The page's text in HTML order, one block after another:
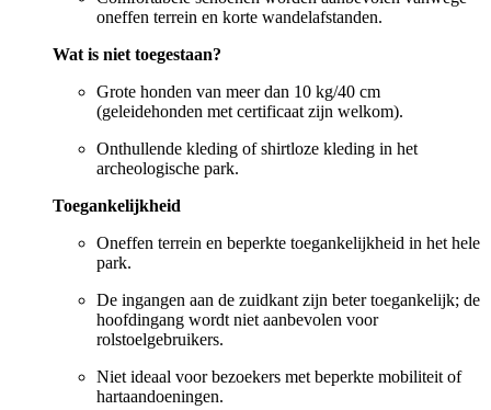
oneffen terrein en korte wandelafstanden.
Wat is niet toegestaan?
Grote honden van meer dan 10 kg/40 cm
(geleidehonden met certificaat zijn welkom).
Onthullende kleding of shirtloze kleding in het
archeologische park.
Toegankelijkheid
Oneffen terrein en beperkte toegankelijkheid in het hele
park.
De ingangen aan de zuidkant zijn beter toegankelijk; de
hoofdingang wordt niet aanbevolen voor
rolstoelgebruikers.
Niet ideaal voor bezoekers met beperkte mobiliteit of
hartaandoeningen.